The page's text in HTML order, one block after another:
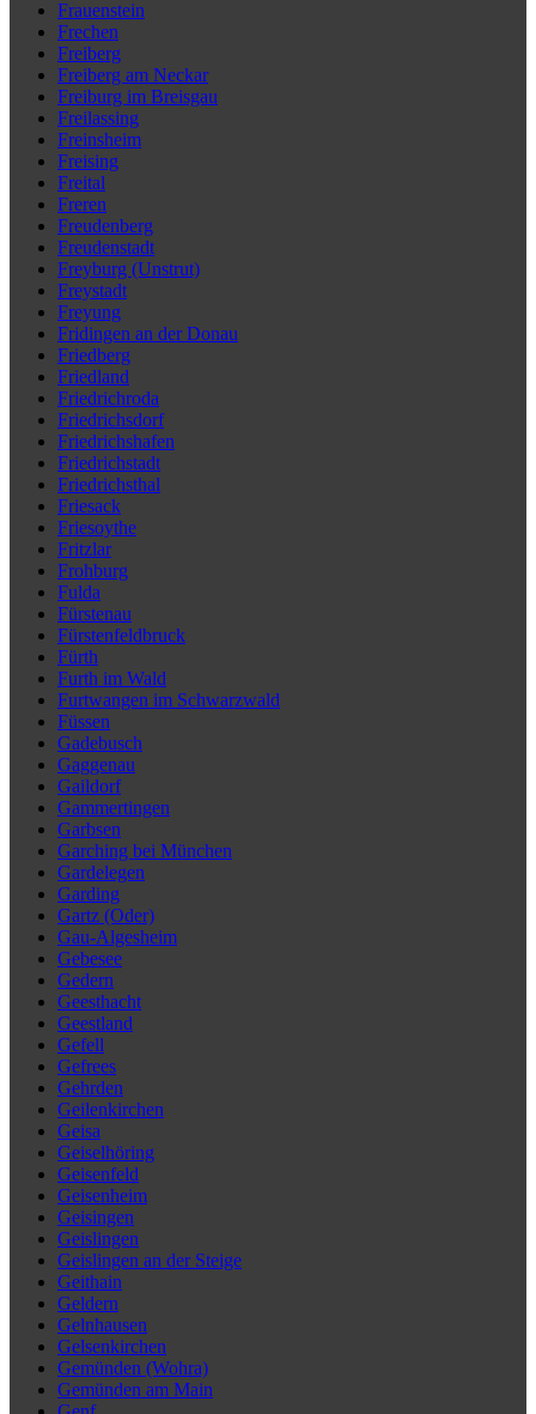
Frauenstein
Frechen
Freiberg
Freiberg am Neckar
Freiburg im Breisgau
Freilassing
Freinsheim
Freising
Freital
Freren
Freudenberg
Freudenstadt
Freyburg (Unstrut)
Freystadt
Freyung
Fridingen an der Donau
Friedberg
Friedland
Friedrichroda
Friedrichsdorf
Friedrichshafen
Friedrichstadt
Friedrichsthal
Friesack
Friesoythe
Fritzlar
Frohburg
Fulda
Fürstenau
Fürstenfeldbruck
Fürth
Furth im Wald
Furtwangen im Schwarzwald
Füssen
Gadebusch
Gaggenau
Gaildorf
Gammertingen
Garbsen
Garching bei München
Gardelegen
Garding
Gartz (Oder)
Gau-Algesheim
Gebesee
Gedern
Geesthacht
Geestland
Gefell
Gefrees
Gehrden
Geilenkirchen
Geisa
Geiselhöring
Geisenfeld
Geisenheim
Geisingen
Geislingen
Geislingen an der Steige
Geithain
Geldern
Gelnhausen
Gelsenkirchen
Gemünden (Wohra)
Gemünden am Main